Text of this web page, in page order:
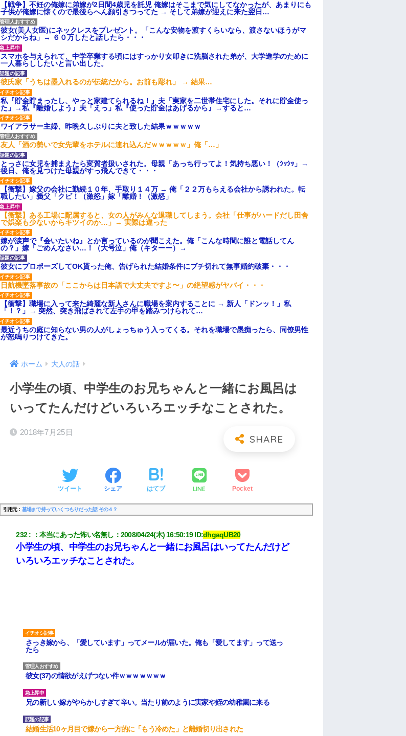
【戦争】不妊の俺嫁に弟嫁が2日間4歳児を託児 俺嫁はそこまで気にしてなかったが、あまりにも
子供が俺嫁に懐くので最後らへん顔引きつってた → そして弟嫁が迎えに来た翌日…
彼女(美人女医)にネックレスをプレゼント。「こんな安物を渡すくらいなら、渡さないほうがマ
シだからね」→ ６０万したと話したら・・・
スマホを与えられて、中学卒業する頃にはすっかり女叩きに洗脳された弟が、大学進学のために
一人暮らししたいと言い出した。
彼氏家「うちは墨入れるのが伝統だから。お前も彫れ」 → 結果…
私『貯金貯まったし、やっと家建てられるね！』夫「実家を二世帯住宅にした。それに貯金使っ
た」→私『離婚しよう』夫「えっ」私『使った貯金はあげるから』→すると…
ワイアラサー主婦、昨晩久しぶりに夫と致した結果ｗｗｗｗｗ
友人「酒の勢いで女先輩をホテルに連れ込んだｗｗｗｗｗ」俺「…」
とっさに女児を捕まえたら変質者扱いされた。母親「あっち行ってよ！気持ち悪い！（ｼｯｼｯ」→
後日、俺を見つけた母親がすっ飛んできて・・・
【衝撃】嫁父の会社に勤続１０年、手取り１４万 → 俺「２２万もらえる会社から誘われた。転
職したい」義父「クビ！（激怒」嫁「離婚！（激怒」
【衝撃】ある工場に配属すると、女の人がみんな退職してしまう。会社「仕事がハードだし田舎
で娯楽も少ないからキツイのか…」→ 実際は違った
嫁が涙声で『会いたいね』とか言っているのが聞こえた。俺「こんな時間に誰と電話してん
の？」嫁「ごめんなさい…！（大号泣」俺（キターー）→
彼女にプロポーズしてOK貰った俺、告げられた結婚条件にブチ切れて無事婚約破棄・・・
日航機墜落事故の「ここからは日本語で大丈夫ですよ〜」の絶望感がヤバイ・・・
【衝撃】職場に入って来た綺麗な新人さんに職場を案内することに → 新人「ドンッ！」私
「！？」→ 突然、突き飛ばされて左手の甲を踏みつけられて…
最近うちの庭に知らない男の人がしょっちゅう入ってくる。それを職場で愚痴ったら、同僚男性
が怒鳴りつけてきた。
ホーム 大人の話
小学生の頃、中学生のお兄ちゃんと一緒にお風呂は
いってたんだけどいろいろエッチなことされた。
2018年7月25日
ツイート シェア はてブ LINE Pocket
引用元： 墓場まで持っていくつもりだった話 その４？
232 ： 本当にあった怖い名無し ： 2008/04/24(木) 16:50:19 ID:dhgaqUB20
小学生の頃、中学生のお兄ちゃんと一緒にお風呂はいってたんだけど
いろいろエッチなことされた。
さっき嫁から、「愛しています」ってメールが届いた。俺も「愛してます」って送っ
たら
彼女(37)の情欲がえげつない件ｗｗｗｗｗｗｗ
兄の新しい嫁がやらかしすぎて辛い。当たり前のように実家や姪の幼稚園に来る
結婚生活10ヶ月目で嫁から一方的に「もう冷めた」と離婚切り出された